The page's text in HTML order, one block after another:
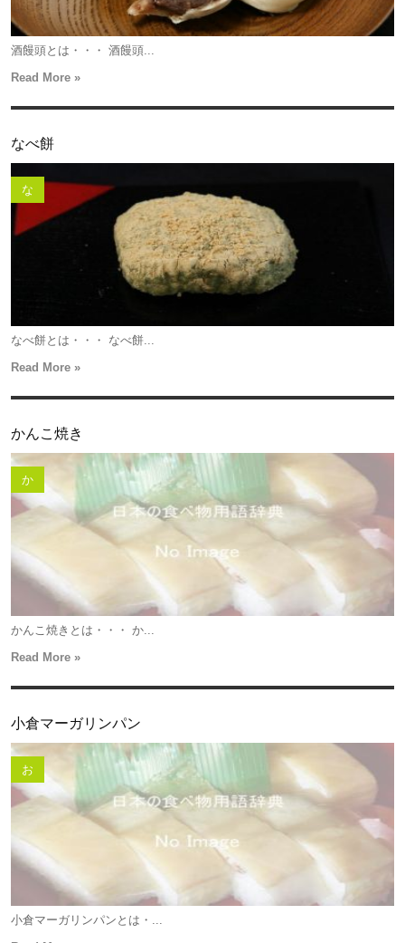
酒饅頭とは・・・ 酒饅頭...
Read More »
なべ餅
な
なべ餅とは・・・ なべ餅...
Read More »
かんこ焼き
か
かんこ焼きとは・・・ か...
Read More »
小倉マーガリンパン
お
小倉マーガリンパンとは・...